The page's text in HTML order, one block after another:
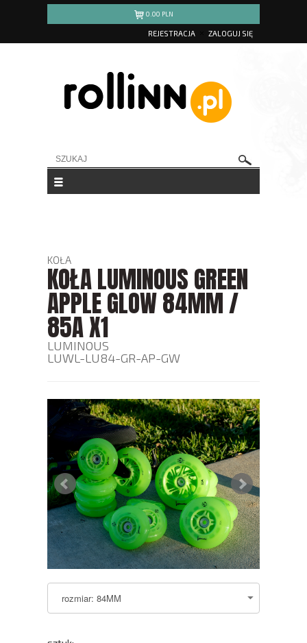
0.00 PLN
REJESTRACJA ZALOGUJ SIĘ
KOŁA
KOŁA LUMINOUS GREEN
APPLE GLOW 84MM /
85A X1
LUMINOUS
LUWL-LU84-GR-AP-GW